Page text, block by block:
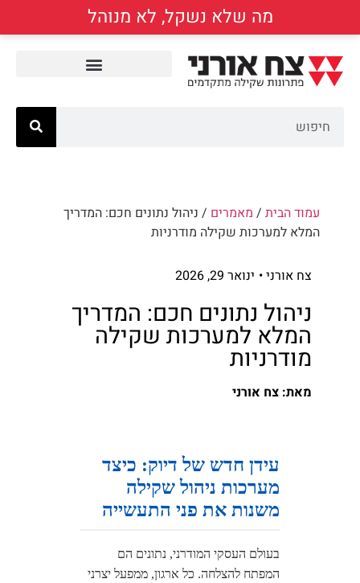
מה שלא נשקל, לא מנוהל
עמוד הבית / מאמרים / ניהול נתונים חכם: המדריך
המלא למערכות שקילה מודרניות
צח אורני • ינואר 29, 2026
ניהול נתונים חכם: המדריך
המלא למערכות שקילה
מודרניות
מאת: צח אורני
עידן חדש של דיוק: כיצד
מערכות ניהול שקילה
משנות את פני התעשייה
בעולם העסקי המודרני, נתונים הם
המפתח להצלחה. כל ארגון, ממפעל יצרני